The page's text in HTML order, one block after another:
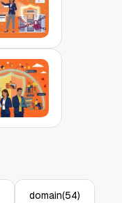
domain(54)